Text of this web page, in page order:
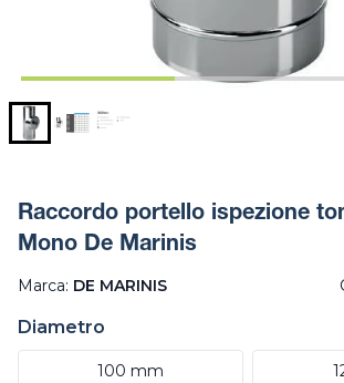
Raccordo portello ispezione
Mono De Marinis
Marca: DE MARINIS
Diametro
100 mm